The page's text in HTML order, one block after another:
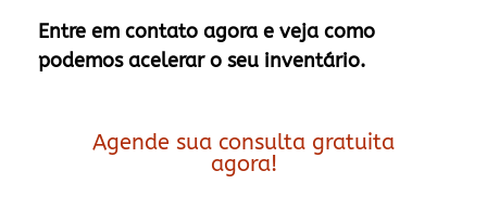
Entre em contato agora e veja como
podemos acelerar o seu inventário.
Agende sua consulta gratuita
agora!